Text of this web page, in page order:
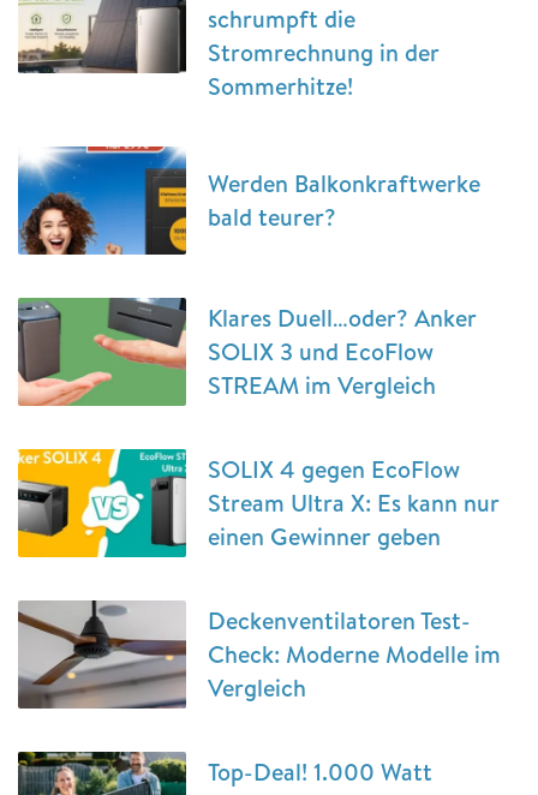
schrumpft die
Stromrechnung in der
Sommerhitze!
Werden Balkonkraftwerke
bald teurer?
Klares Duell…oder? Anker
SOLIX 3 und EcoFlow
STREAM im Vergleich
SOLIX 4 gegen EcoFlow
Stream Ultra X: Es kann nur
einen Gewinner geben
Deckenventilatoren Test-
Check: Moderne Modelle im
Vergleich
Top-Deal! 1.000 Watt